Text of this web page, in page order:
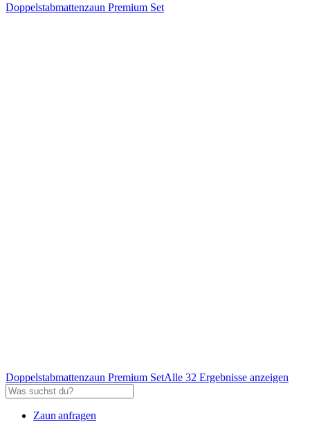
Doppelstabmattenzaun Premium Set
Doppelstabmattenzaun Premium SetAlle 32 Ergebnisse anzeigen
Zaun anfragen